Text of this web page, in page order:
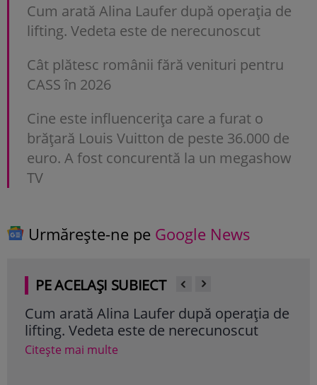
Cum arată Alina Laufer după operația de
lifting. Vedeta este de nerecunoscut
Cât plătesc românii fără venituri pentru
CASS în 2026
Cine este influencerița care a furat o
brățară Louis Vuitton de peste 36.000 de
euro. A fost concurentă la un megashow
TV
Urmărește-ne pe Google News
PE ACELAȘI SUBIECT
Cum arată Alina Laufer după operația de
lifting. Vedeta este de nerecunoscut
Citește mai multe